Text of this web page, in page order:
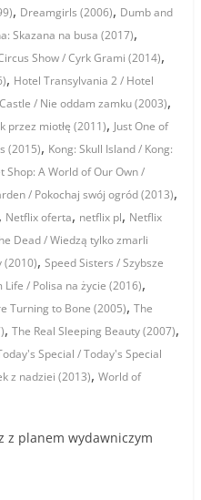
, Dreamgirls (2006), Dumb and
Skazana na busa (2017),
Show / Cyrk Grami (2014),
, Hotel Transylvania 2 / Hotel
/ Nie oddam zamku (2003),
przez miotłę (2011), Just One of
(2015), Kong: Skull Island / Kong:
Shop: A World of Our Own /
/ Pokochaj swój ogród (2013),
, Netflix oferta, netflix pl, Netflix
Dead / Wiedzą tylko zmarli
(2010), Speed Sisters / Szybsze
Life / Polisa na życie (2016),
Turning to Bone (2005), The
, The Real Sleeping Beauty (2007),
Special / Today's Special
z nadziei (2013), World of
z planem wydawniczym